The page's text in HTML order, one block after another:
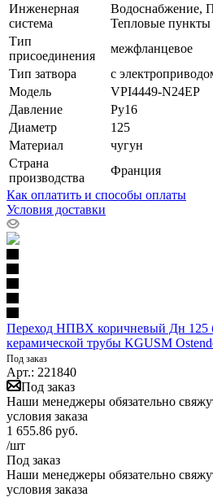
Инженерная
система
Водоснабжение,
Тепловые пункты
Тип
присоединения
межфланцевое
Тип затвора
с
Модель
VPI4449-N24EP
Давление
Ру16
Диаметр
125
Материал
чугун
Страна
производства
Франция
Как оплатить и способы оплаты
Условия доставки
Переход НПВХ коричневый Дн 125
керамической трубы KGUSM
Под заказ
Арт.: 221840
Под заказ
Наши менеджеры обязательно
условия заказа
1 655.86 руб.
/шт
Под заказ
Наши менеджеры обязательно
условия заказа